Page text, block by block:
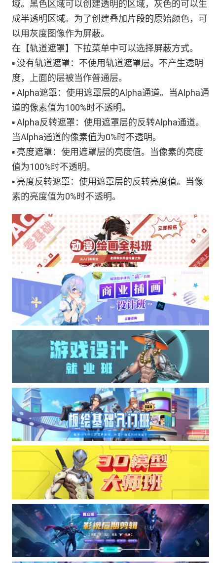
域。黑色区域可以创建透明的区域，灰色的可以生
成半透明区域。为了创建叠加片段的原始颜色，可
以用灰度图像作为屏蔽。
在【轨道遮罩】下拉菜单中可以选择屏蔽方式。
▪ 没有轨道遮罩：不使用轨道遮罩层。不产生透明
度，上面的层被当作普通层。
▪ Alpha遮罩：使用遮罩层的Alpha通道。当Alpha通
道的像素值为100%时不透明。
▪ Alpha反转遮罩：使用遮罩层的反转Alpha通道。
当Alpha通道的像素值为0%时不透明。
▪ 亮度遮罩：使用遮罩层的亮度值。当像素的亮度
值为100%时不透明。
▪ 亮度反转遮罩：使用遮罩层的反转亮度值。当像
素的亮度值为0%时不透明。